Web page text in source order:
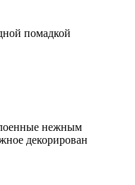
помадкой
нежным
декорирован